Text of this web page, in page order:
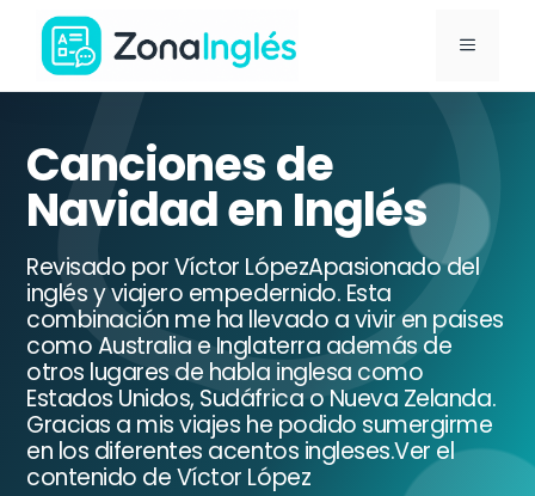
Saltar
contenido
Ir
la
portada
ZonaInglés
MENÚ
Canciones de
Navidad en Inglés
Revisado por Víctor LópezApasionado del
inglés y viajero empedernido. Esta
combinación me ha llevado a vivir en paises
como Australia e Inglaterra además de
otros lugares de habla inglesa como
Estados Unidos, Sudáfrica o Nueva Zelanda.
Gracias a mis viajes he podido sumergirme
en los diferentes acentos ingleses.Ver el
contenido de Víctor López